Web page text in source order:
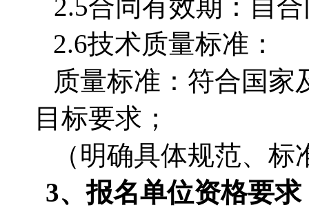
2.5合同有效期：自
2.6技术质量标准：
质量标准：符合国家
目标要求；
（明确具体规范、
3、报名单位资格要求